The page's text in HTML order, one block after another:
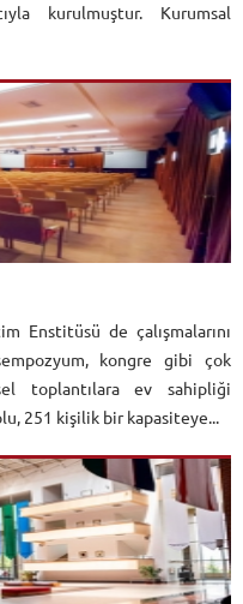
kurulmuştur. Kurumsal
Enstitüsü de çalışmalarını
kongre gibi çok
toplantılara ev sahipliği
251 kişilik bir kapasiteye...